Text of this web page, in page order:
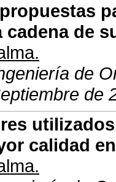
cadena de
de
de
calidad